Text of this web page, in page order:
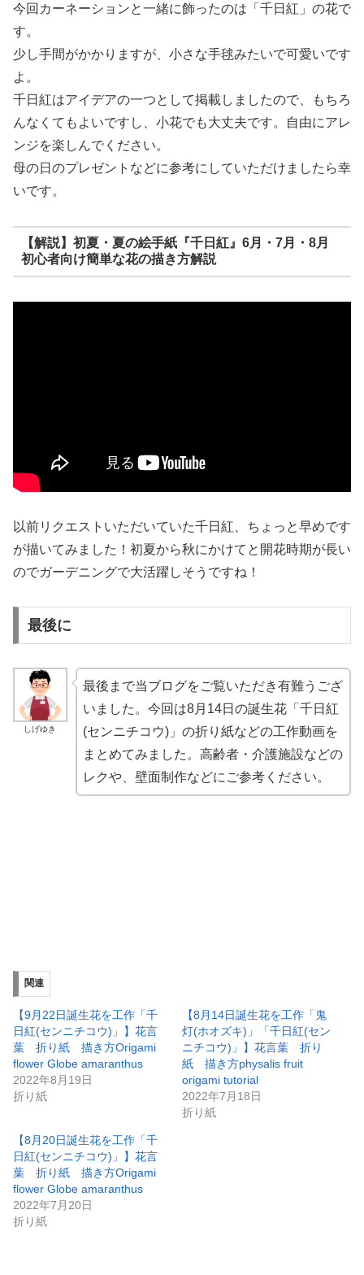
今回カーネーションと一緒に飾ったのは「千日紅」の花で
す。
少し手間がかかりますが、小さな手毬みたいで可愛いです
よ。
千日紅はアイデアの一つとして掲載しましたので、もちろ
んなくてもよいですし、小花でも大丈夫です。自由にアレ
ンジを楽しんでください。
母の日のプレゼントなどに参考にしていただけましたら幸
いです。
【解説】初夏・夏の絵手紙『千日紅』6月・7月・8月
初心者向け簡単な花の描き方解説
以前リクエストいただいていた千日紅、ちょっと早めです
が描いてみました！初夏から秋にかけてと開花時期が長い
のでガーデニングで大活躍しそうですね！
最後に
しげゆき
最後まで当ブログをご覧いただき有難うござ
いました。今回は8月14日の誕生花「千日紅
(センニチコウ)」の折り紙などの工作動画を
まとめてみました。高齢者・介護施設などの
レクや、壁面制作などにご参考ください。
関連
【9月22日誕生花を工作「千
日紅(センニチコウ)」】花言
葉 折り紙 描き方Origami
flower Globe amaranthus
2022年8月19日
折り紙
【8月14日誕生花を工作「鬼
灯(ホオズキ)」「千日紅(セン
ニチコウ)」】花言葉 折り
紙 描き方physalis fruit
origami tutorial
2022年7月18日
折り紙
【8月20日誕生花を工作「千
日紅(センニチコウ)」】花言
葉 折り紙 描き方Origami
flower Globe amaranthus
2022年7月20日
折り紙